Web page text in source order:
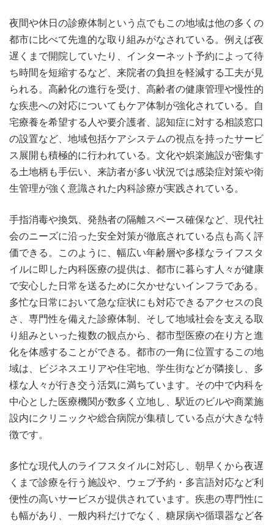
夜間や休日の診療体制という点でもこの地域は他の多くの
都市に比べて先進的な取り組みがなされている。例えば夜
遅くまで開院していたり、インターネット予約によって待
ち時間を短縮するなど、来院者の負担を軽減する工夫が見
られる。高齢化の進行を受け、高齢者の健康管理や慢性的
な疾患への対応についてもケア体制が強化されている。自
宅療養を希望する人や要介護者、認知症に対する相談窓口
の設置など、地域包括ケアシステムの視点を持ったサービ
ス展開も積極的に行われている。文化や娯楽施設が密集す
る土地柄も手伝い、来訪者が多い状況では感染症対策や衛
生管理が強く意識された内科診療が実践されている。
手指消毒や換気、発熱者の隔離スペース確保など、現代社
会のニーズに沿った安全対策が徹底されている点も高く評
価できる。このように、幅広い年齢層や多様なライフスタ
イルに即した内科医療の提供は、都市に暮らす人々が健康
で安心した日常を送るために欠かせないインフラである。
多忙な日常において急な症状にも対応できるアクセスの良
さ、専門性を備えた診療体制、そして地域社会を支える取
り組みといった複数の観点から、都市型医療の在り方と進
化を体感することができる。都市の一角に位置するこの地
域は、ビジネスエリアや住宅地、学生街などが隣接し、多
様な人々が行き交う活気に満ちています。その中で内科を
中心とした医療機関が数多く立地し、駅近のビルや商業施
設内にクリニックや総合病院が集積している点が大きな特
徴です。
多忙な現代人のライフスタイルに対応し、朝早くから夜遅
くまで診療を行う施設や、ウェブ予約・多言語対応など利
便性の高いサービスが提供されています。疾患の専門性に
も幅があり、一般内科だけでなく、糖尿病や循環器など各